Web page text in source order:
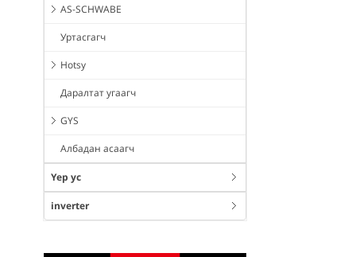
AS-SCHWABE
Уртасгагч
Hotsy
Даралтат угаагч
GYS
Албадан асаагч
Үер ус
inverter